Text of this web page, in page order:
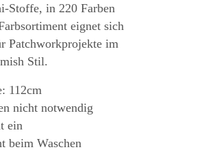
Stoffe, in 220 Farben
eignet sich
Patchworkprojekte im
Stil.
112cm
nicht notwendig
ein
beim Waschen